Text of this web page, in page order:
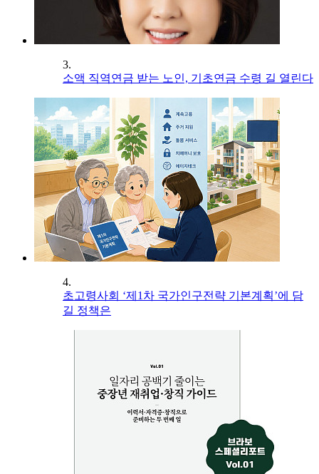
3.
소액 직역연금 받는 노인, 기초연금 수령 길 열린다
4.
초고령사회 ‘제1차 국가인구전략 기본계획’에 담
길 정책은